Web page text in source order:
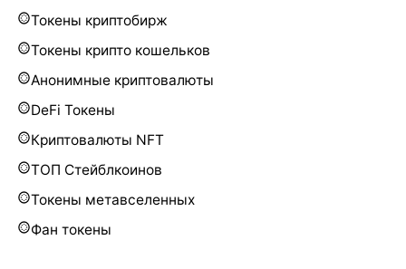
Токены криптобирж
Токены крипто кошельков
Анонимные криптовалюты
DeFi Токены
Криптовалюты NFT
ТОП Стейблкоинов
Токены метавселенных
Фан токены